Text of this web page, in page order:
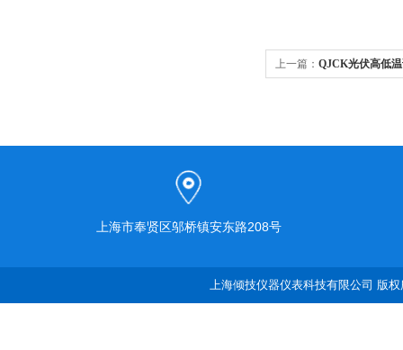
上一篇： QJCK光伏高低
上海市奉贤区邬桥镇安东路208号
上海倾技仪器仪表科技有限公司 版